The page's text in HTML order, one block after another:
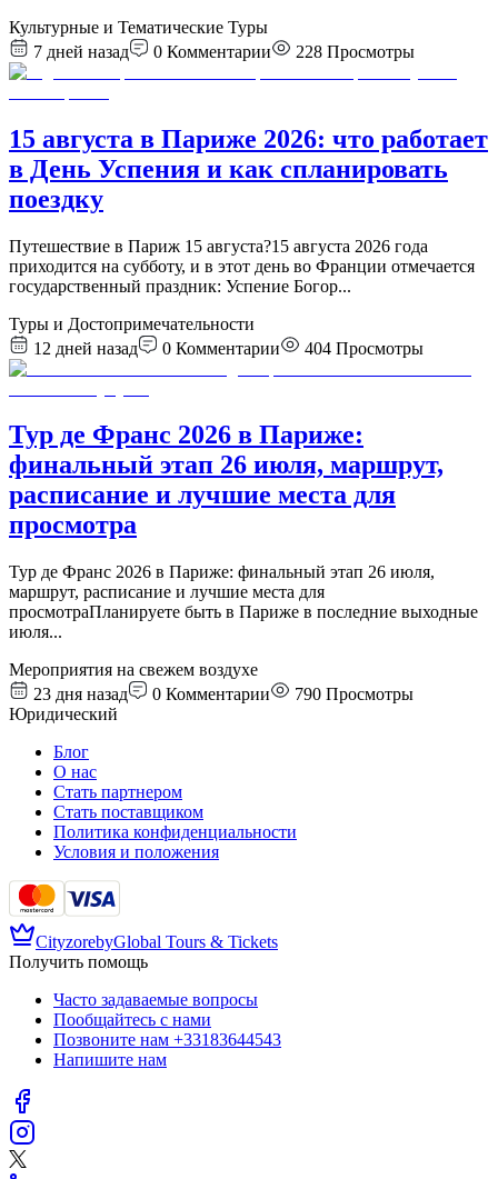
Культурные и Тематические Туры
7 дней назад
0 Комментарии 228 Просмотры
15 августа в Париже 2026: что работает
в День Успения и как спланировать
поездку
Путешествие в Париж 15 августа?15 августа 2026 года
приходится на субботу, и в этот день во Франции отмечается
государственный праздник: Успение Богор...
Туры и Достопримечательности
12 дней назад
0 Комментарии 404 Просмотры
Тур де Франс 2026 в Париже:
финальный этап 26 июля, маршрут,
расписание и лучшие места для
просмотра
Тур де Франс 2026 в Париже: финальный этап 26 июля,
маршрут, расписание и лучшие места для
просмотраПланируете быть в Париже в последние выходные
июля...
Мероприятия на свежем воздухе
23 дня назад
0 Комментарии 790 Просмотры
Юридический
Блог
О нас
Стать партнером
Стать поставщиком
Политика конфиденциальности
Условия и положения
CityzorebyGlobal Tours & Tickets
Получить помощь
Часто задаваемые вопросы
Пообщайтесь с нами
Позвоните нам +33183644543
Напишите нам